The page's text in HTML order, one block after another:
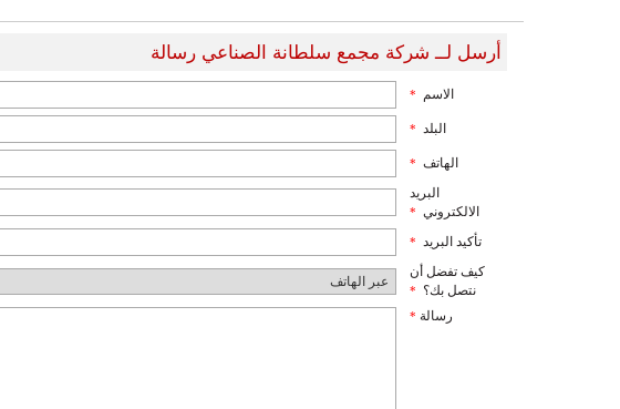
أرسل لــ شركة مجمع سلطانة الصناعي رسالة
الاسم *
البلد *
الهاتف *
البريد
الالكتروني *
تأكيد البريد *
كيف تفضل أن
نتصل بك؟ *
رسالة *